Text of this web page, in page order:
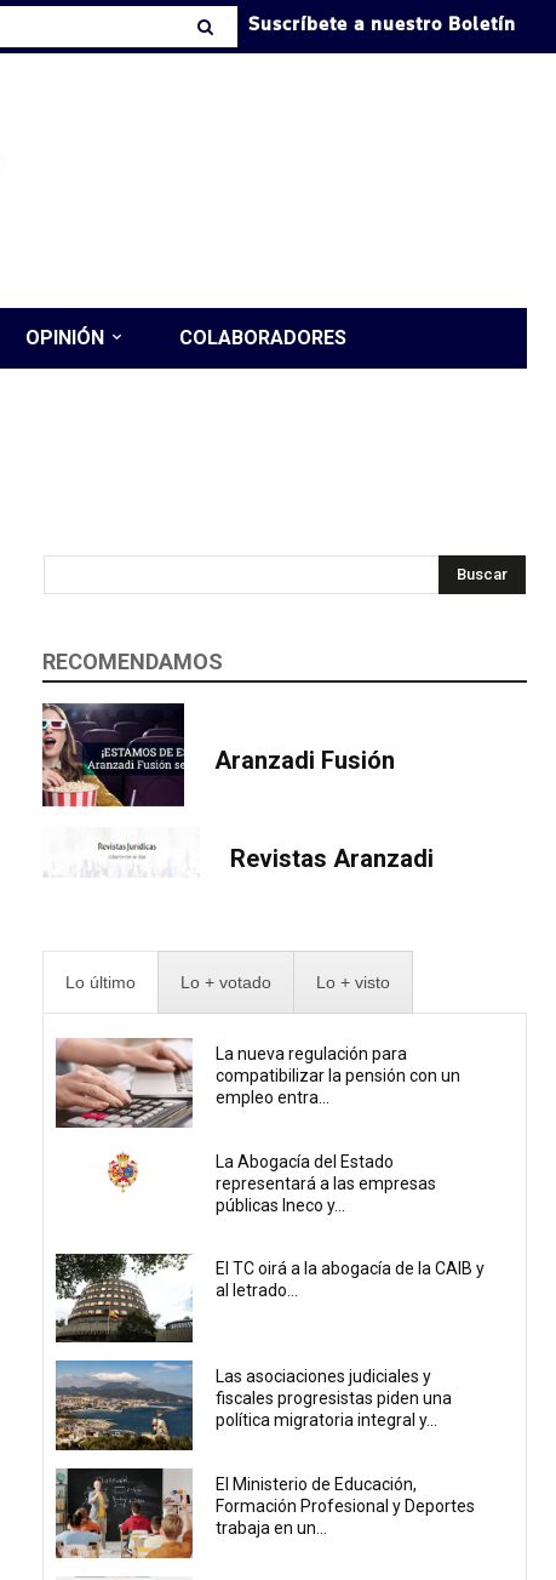
Suscríbete a nuestro Boletín
OPINIÓN COLABORADORES
Buscar
RECOMENDAMOS
Aranzadi Fusión
Revistas Aranzadi
Lo último Lo + votado Lo + visto
La nueva regulación para
compatibilizar la pensión con un
empleo entra...
La Abogacía del Estado
representará a las empresas
públicas Ineco y...
El TC oirá a la abogacía de la CAIB y
al letrado...
Las asociaciones judiciales y
fiscales progresistas piden una
política migratoria integral y...
El Ministerio de Educación,
Formación Profesional y Deportes
trabaja en un...